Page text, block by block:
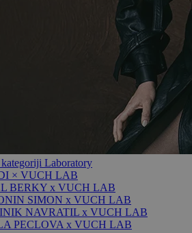
Laboratory
× VUCH LAB
BERKY x VUCH LAB
SIMON x VUCH LAB
NAVRATIL x VUCH LAB
PECLOVA x VUCH LAB